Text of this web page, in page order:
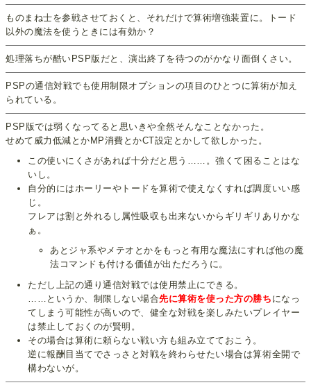
ものまね士を参戦させておくと、それだけで算術増強装置に。トード
以外の魔法を使うときには有効か？
処理落ちが酷いPSP版だと、演出終了を待つのがかなり面倒くさい。
PSPの通信対戦でも使用制限オプションの項目のひとつに算術が加え
られている。
PSP版では弱くなってると思いきや全然そんなことなかった。
せめて威力低減とかMP消費とかCT設定とかして欲しかった。
この使いにくさがあれば十分だと思う……。強くて困ることはな
いし。
自分的にはホーリーやトードを算術で使えなくすれば調度いい感
じ。
フレアは割と外れるし属性吸収も出来ないからギリギリありかな
ぁ。
あとジャ系やメテオとかをもっと有用な魔法にすれば他の魔
法コマンドも付ける価値が出ただろうに。
ただし上記の通り通信対戦では使用禁止にできる。
……というか、制限しない場合先に算術を使った方の勝ち になっ
てしまう可能性が高いので、健全な対戦を楽しみたいプレイヤー
は禁止しておくのが賢明。
その場合は算術に頼らない戦い方も組み立てておこう。
逆に報酬目当てでさっさと対戦を終わらせたい場合は算術全開で
構わないが。